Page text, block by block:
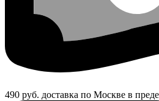
490 руб. доставка по Москве в